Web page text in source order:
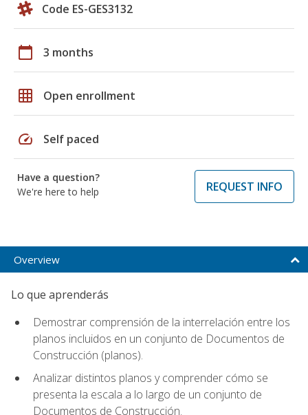
Code ES-GES3132
calendar_today 3 months
grid_on Open enrollment
speed Self paced
Have a question?
We're here to help
REQUEST INFO
Overview
Lo que aprenderás
Demostrar comprensión de la interrelación entre los
planos incluidos en un conjunto de Documentos de
Construcción (planos).
Analizar distintos planos y comprender cómo se
presenta la escala a lo largo de un conjunto de
Documentos de Construcción.